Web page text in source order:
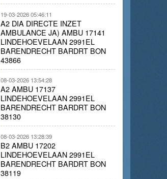
19-03-2026 05:46:11
A2 DIA DIRECTE INZET
AMBULANCE JA) AMBU 17141
LINDEHOEVELAAN 2991EL
BARENDRECHT BARDRT BON
43866
08-03-2026 13:54:28
A2 AMBU 17137
LINDEHOEVELAAN 2991EL
BARENDRECHT BARDRT BON
38130
08-03-2026 13:28:39
B2 AMBU 17202
LINDEHOEVELAAN 2991EL
BARENDRECHT BARDRT BON
38119